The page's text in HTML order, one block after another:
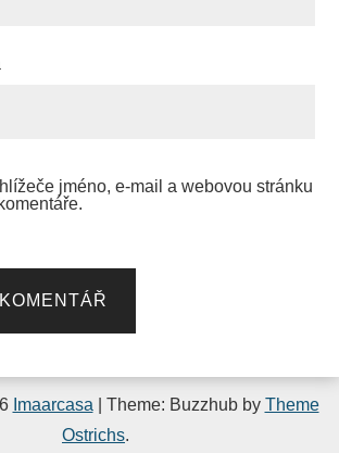
jméno, e-mail a webovou stránku
Imaarcasa | Theme: Buzzhub by Theme
Ostrichs.